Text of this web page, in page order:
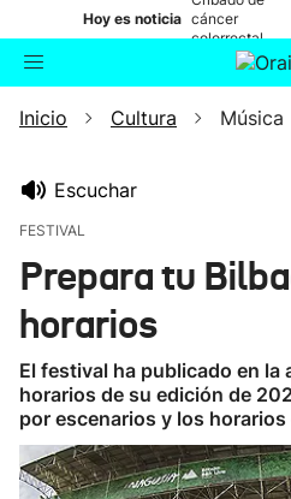
Hoy es noticia cáncer
colorrectal
Buscador
Inicio Cultura Música
Escuchar
FESTIVAL
Prepara tu
horarios
El festival ha publicado en la
horarios de su edición de
por escenarios y los